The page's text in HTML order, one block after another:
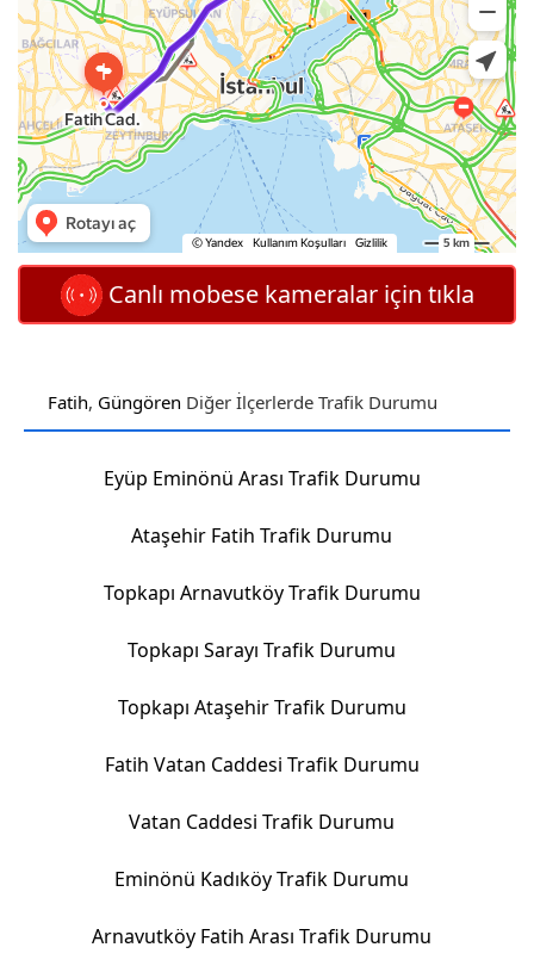
Canlı mobese kameralar için tıkla
Fatih, Güngören Diğer İlçerlerde Trafik Durumu
Eyüp Eminönü Arası Trafik Durumu
Ataşehir Fatih Trafik Durumu
Topkapı Arnavutköy Trafik Durumu
Topkapı Sarayı Trafik Durumu
Topkapı Ataşehir Trafik Durumu
Fatih Vatan Caddesi Trafik Durumu
Vatan Caddesi Trafik Durumu
Eminönü Kadıköy Trafik Durumu
Arnavutköy Fatih Arası Trafik Durumu